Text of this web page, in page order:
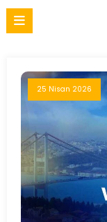
İçeriğe
25 Nisan 2026